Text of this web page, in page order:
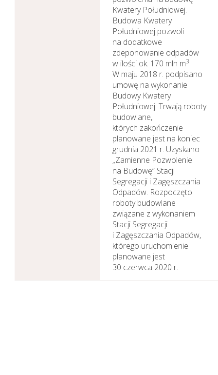
Kwatery Południowej.
Budowa Kwatery
Południowej pozwoli
na dodatkowe
zdeponowanie odpadów
w ilości ok. 170 mln m3.
W maju 2018 r. podpisano
umowę na wykonanie
Budowy Kwatery
Południowej. Trwają roboty
budowlane,
których zakończenie
planowane jest na koniec
grudnia 2021 r. Uzyskano
„Zamienne Pozwolenie
na Budowę” Stacji
Segregacji i Zagęszczania
Odpadów. Rozpoczęto
roboty budowlane
związane z wykonaniem
Stacji Segregacji
i Zagęszczania Odpadów,
którego uruchomienie
planowane jest
30 czerwca 2020 r.